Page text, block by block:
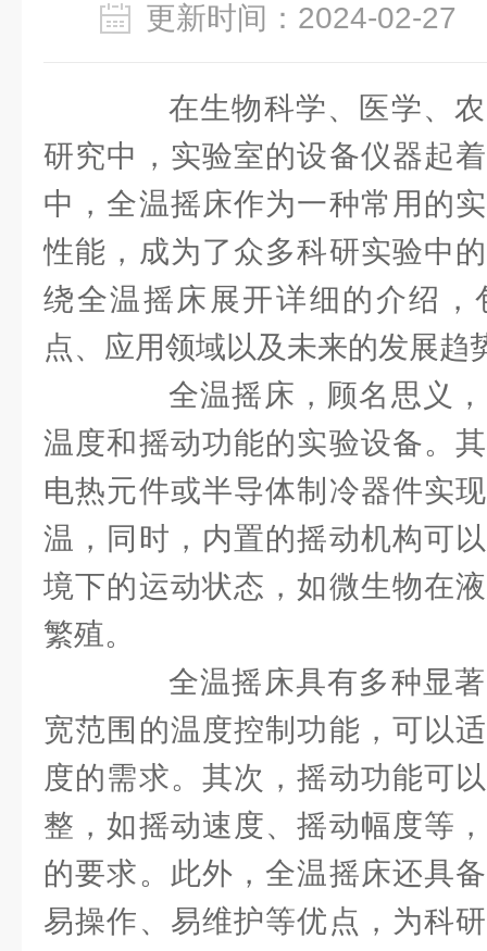
更新时间：2024-02-
在生物科学、医学、农
研究中，实验室的设备仪器起
中，全温摇床作为一种常用的
性能，成为了众多科研实验中
绕全温摇床展开详细的介绍，
点、应用领域以及未来的发展趋
全温摇床，顾名思义，
温度和摇动功能的实验设备。
电热元件或半导体制冷器件实
温，同时，内置的摇动机构可
境下的运动状态，如微生物在
繁殖。
全温摇床具有多种显著
宽范围的温度控制功能，可以
度的需求。其次，摇动功能可
整，如摇动速度、摇动幅度等
的要求。此外，全温摇床还具
易操作、易维护等优点，为科